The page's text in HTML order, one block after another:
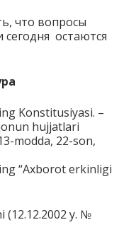
что вопросы
сегодня остаются
Konstitusiyasi. –
hujjatlari
modda, 22-son,
“Axborot erkinligi
(12.12.2002 y. №